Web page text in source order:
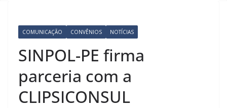
COMUNICAÇÃO CONVÊNIOS NOTÍCIAS
SINPOL-PE firma
parceria com a
CLIPSICONSUL